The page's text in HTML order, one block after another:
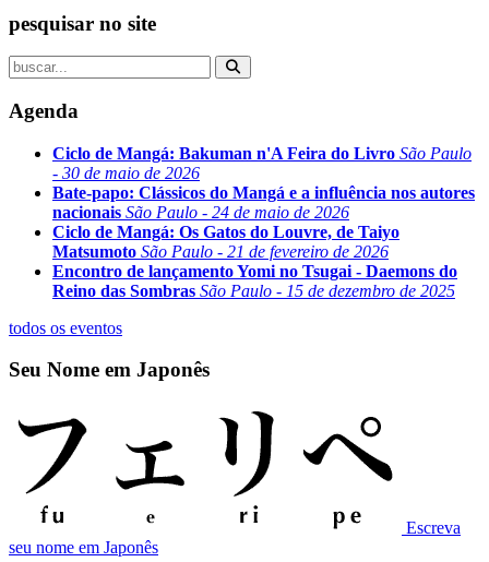
pesquisar no site
Agenda
Ciclo de Mangá: Bakuman n'A Feira do Livro São Paulo
- 30 de maio de 2026
Bate-papo: Clássicos do Mangá e a influência nos autores
nacionais São Paulo - 24 de maio de 2026
Ciclo de Mangá: Os Gatos do Louvre, de Taiyo
Matsumoto São Paulo - 21 de fevereiro de 2026
Encontro de lançamento Yomi no Tsugai - Daemons do
Reino das Sombras São Paulo - 15 de dezembro de 2025
todos os eventos
Seu Nome em Japonês
Escreva
seu nome em Japonês